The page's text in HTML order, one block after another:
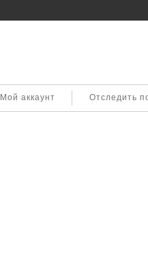
Мой аккаунт Отследить